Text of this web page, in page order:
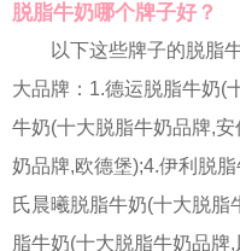
脱脂牛奶哪个牌子好？
以下这些牌子的脱脂
大品牌：1.德运脱脂牛奶(
牛奶(十大脱脂牛奶品牌,
奶品牌,欧德堡);4.伊利脱
氏晨曦脱脂牛奶(十大脱脂
脂牛奶(十大脱脂牛奶品牌